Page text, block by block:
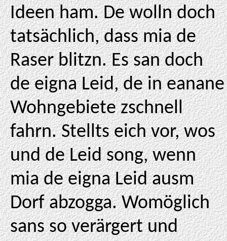
Ideen ham. De wolln doch
tatsächlich, dass mia de
Raser blitzn. Es san doch
de eigna Leid, de in eanane
Wohngebiete zschnell
fahrn. Stellts eich vor, wos
und de Leid song, wenn
mia de eigna Leid ausm
Dorf abzogga. Womöglich
sans so verärgert und